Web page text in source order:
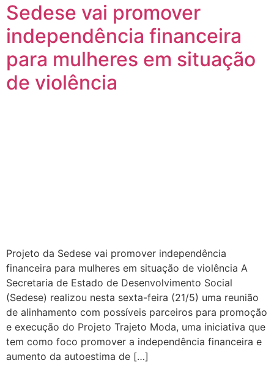
Sedese vai promover
independência financeira
para mulheres em situação
de violência
Projeto da Sedese vai promover independência
financeira para mulheres em situação de violência A
Secretaria de Estado de Desenvolvimento Social
(Sedese) realizou nesta sexta-feira (21/5) uma reunião
de alinhamento com possíveis parceiros para promoção
e execução do Projeto Trajeto Moda, uma iniciativa que
tem como foco promover a independência financeira e
aumento da autoestima de […]